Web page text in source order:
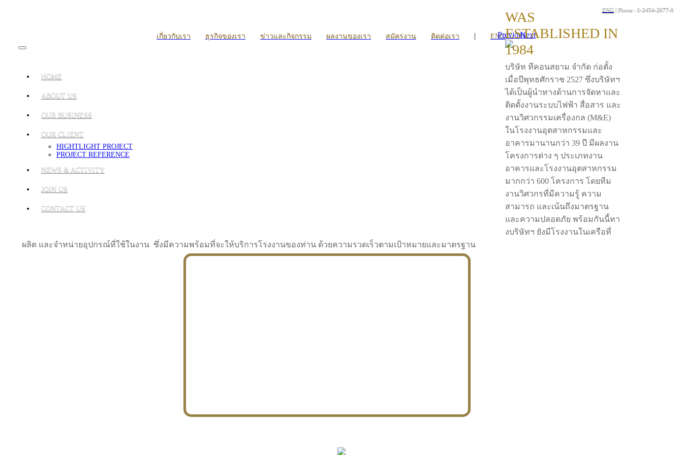
ENG | Phone : 0-2454-2977-9
เกี่ยวกับเรา ธุรกิจของเรา ข่าวและกิจกรรม ผลงานของเรา สมัครงาน ติดต่อเรา | ENG
HOME
ABOUT US
OUR BUSINESS
OUR CLIENT
HIGHTLIGHT PROJECT
PROJECT REFERENCE
NEWS & ACTIVITY
JOIN US
CONTACT US
PreviousNext
WAS
ESTABLISHED IN
1984
บริษัท ทีคอนสยาม จำกัด ก่อตั้ง
เมื่อปีพุทธศักราช 2527 ซึ่งบริษัทฯ
ได้เป็นผู้นำทางด้านการจัดหาและ
ติดตั้งงานระบบไฟฟ้า สื่อสาร และ
งานวิศวกรรมเครื่องกล (M&E)
ในโรงงานอุตสาหกรรมและ
อาคารมานานกว่า 39 ปี มีผลงาน
โครงการต่าง ๆ ประเภทงาน
อาคารและโรงงานอุตสาหกรรม
มากกว่า 600 โครงการ โดยทีม
งานวิศวกรที่มีความรู้ ความ
สามารถ และเน้นถึงมาตรฐาน
และความปลอดภัย พร้อมกันนี้ทา
งบริษัทฯ ยังมีโรงงานในเครือที่
ผลิต และจำหน่ายอุปกรณ์ที่ใช้ในงาน ซึ่งมีความพร้อมที่จะให้บริการโรงงานของท่าน ด้วยความรวดเร็วตามเป้าหมายและมาตรฐาน